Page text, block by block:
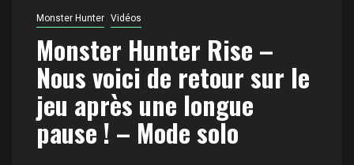
Monster Hunter Vidéos
Monster Hunter Rise –
Nous voici de retour sur le
jeu après une longue
pause ! – Mode solo